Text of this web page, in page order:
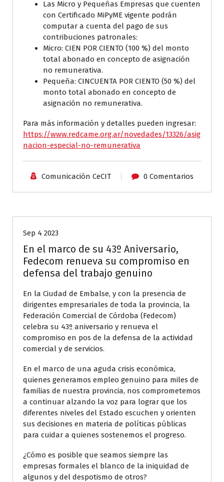
Las Micro y Pequeñas Empresas que cuenten
con Certificado MiPyME vigente podrán
computar a cuenta del pago de sus
contribuciones patronales:
Micro: CIEN POR CIENTO (100 %) del monto
total abonado en concepto de asignación
no remunerativa.
Pequeña: CINCUENTA POR CIENTO (50 %) del
monto total abonado en concepto de
asignación no remunerativa.
Para más información y detalles pueden ingresar:
https://www.redcame.org.ar/novedades/13326/asig
nacion-especial-no-remunerativa
Comunicación CeCIT 0 Comentarios
Sep 4 2023
En el marco de su 43º Aniversario,
Fedecom renueva su compromiso en
defensa del trabajo genuino
En la Ciudad de Embalse, y con la presencia de
dirigentes empresariales de toda la provincia, la
Federación Comercial de Córdoba (Fedecom)
celebra su 43º aniversario y renueva el
compromiso en pos de la defensa de la actividad
comercial y de servicios.
En el marco de una aguda crisis económica,
quienes generamos empleo genuino para miles de
familias de nuestra provincia, nos comprometemos
a continuar alzando la voz para lograr que los
diferentes niveles del Estado escuchen y orienten
sus decisiones en materia de políticas públicas
para cuidar a quienes sostenemos el progreso.
¿Cómo es posible que seamos siempre las
empresas formales el blanco de la iniquidad de
algunos y del despotismo de otros?